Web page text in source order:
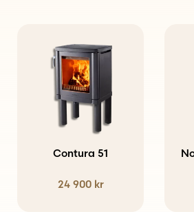
Contura 51
24 900 kr